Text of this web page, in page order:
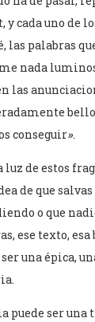
y cada uno de
las palabras
nada
las
conseguir».
luz de estos
de que salvas
o que
ese texto,
una épica,
puede ser una